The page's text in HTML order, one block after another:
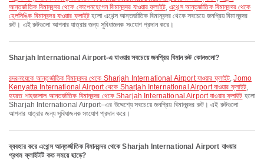
আন্তর্জাতিক বিমানবন্দর থেকে কোপেনহেগেন বিমানবন্দর যাওয়ার ফ্লাইট,এথেন্স আন্তর্জাতিক বিমানবন্দর থেকে
হেলসিঙ্কি বিমানবন্দর যাওয়ার ফ্লাইট হলো এথেন্স আন্তর্জাতিক বিমানবন্দর থেকে সবচেয়ে জনপ্রিয় বিমানবন্দর
রুট। এই রুটগুলো আপনার যাত্রার জন্য সুবিধাজনক সংযোগ প্রদান করে।
Sharjah International Airport-এ যাওয়ার সবচেয়ে জনপ্রিয় বিমান রুট কোনগুলো?
বন্দরনায়েকে আন্তর্জাতিক বিমানবন্দর থেকে Sharjah International Airport যাওয়ার ফ্লাইট,Jomo
Kenyatta International Airport থেকে Sharjah International Airport যাওয়ার ফ্লাইট,
হযরত শাহজালাল আন্তর্জাতিক বিমানবন্দর থেকে Sharjah International Airport যাওয়ার ফ্লাইট হলো
Sharjah International Airport–এর উদ্দেশ্যে সবচেয়ে জনপ্রিয় বিমানবন্দর রুট। এই রুটগুলো
আপনার যাত্রার জন্য সুবিধাজনক সংযোগ প্রদান করে।
ব্যবহার করে এথেন্স আন্তর্জাতিক বিমানবন্দর থেকে Sharjah International Airport যাওয়ার
প্রথম ফ্লাইটটি কত সময়ে ছাড়ে?